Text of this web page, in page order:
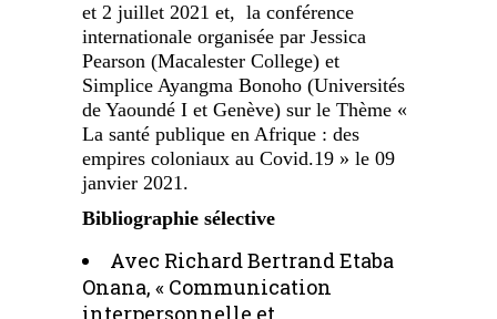
et 2 juillet 2021 et, la conférence
internationale organisée par Jessica
Pearson (Macalester College) et
Simplice Ayangma Bonoho (Universités
de Yaoundé I et Genève) sur le Thème «
La santé publique en Afrique : des
empires coloniaux au Covid.19 » le 09
janvier 2021.
Bibliographie sélective
Avec Richard Bertrand Etaba
Onana, « Communication
interpersonnelle et